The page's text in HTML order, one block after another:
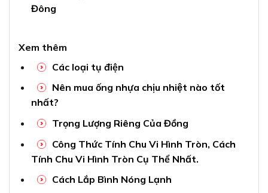
Đông
Xem thêm
Các loại tụ điện
Nên mua ống nhựa chịu nhiệt nào tốt
nhất?
Trọng Lượng Riêng Của Đồng
Công Thức Tính Chu Vi Hình Tròn, Cách
Tính Chu Vi Hình Tròn Cụ Thể Nhất.
Cách Lắp Bình Nóng Lạnh